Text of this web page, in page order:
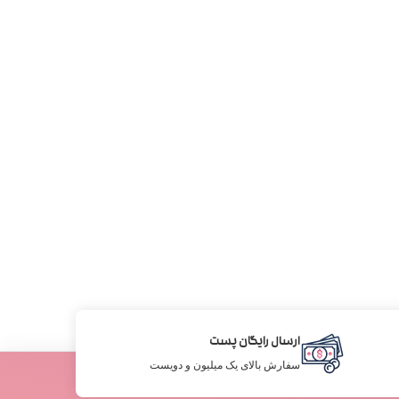
ارسال رایگان پست
سفارش بالای یک میلیون و دویست